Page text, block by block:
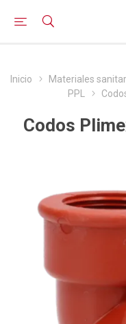
Inicio Materiales
PPL
Codos